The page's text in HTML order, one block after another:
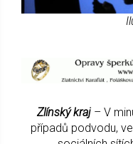
Zlínský kraj – V
případů podvodu,